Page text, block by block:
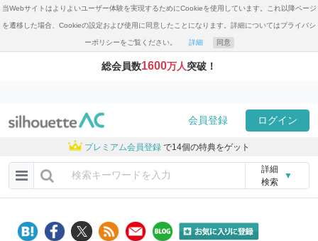
当Webサイトはよりよいユーザー体験を実現するためにCookieを使用しています。これ以降ページ
を遷移した場合、Cookieの設定および使用に同意したことになります。詳細についてはプライバシ
ーポリシーをご覧ください。 詳細 同意
総会員数1600万人突破！
会員登録 ログイン
プレミアム会員登録 で14個の特典をゲット
詳細
検索
▼